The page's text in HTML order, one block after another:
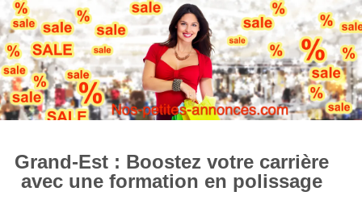
Grand-Est : Boostez votre carrière
avec une formation en polissage